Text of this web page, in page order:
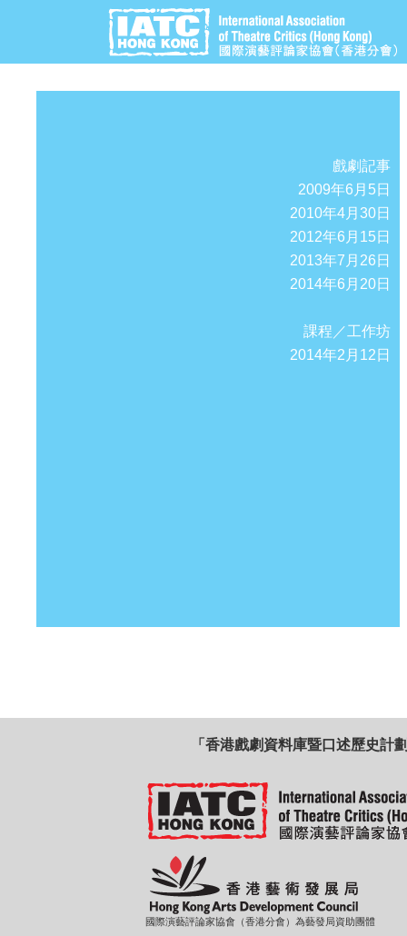
戲劇記事
2009年6月5日
2010年4月30日
2012年6月15日
2013年7月26日
2014年6月20日
課程／工作坊
2014年2月12日
「香港戲劇資料庫暨口述歷史計
國際演藝評論家協會（香港分會）為藝發局資助團體